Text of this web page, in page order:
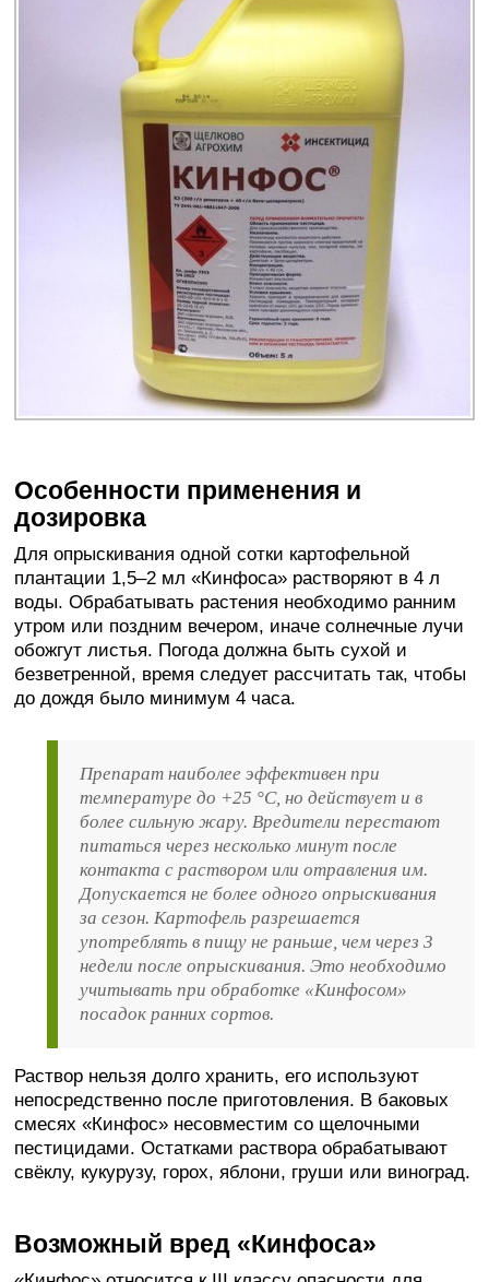
Особенности применения и
дозировка
Для опрыскивания одной сотки картофельной
плантации 1,5–2 мл «Кинфоса» растворяют в 4 л
воды. Обрабатывать растения необходимо ранним
утром или поздним вечером, иначе солнечные лучи
обожгут листья. Погода должна быть сухой и
безветренной, время следует рассчитать так, чтобы
до дождя было минимум 4 часа.
Препарат наиболее эффективен при
температуре до +25 °C, но действует и в
более сильную жару. Вредители перестают
питаться через несколько минут после
контакта с раствором или отравления им.
Допускается не более одного опрыскивания
за сезон. Картофель разрешается
употреблять в пищу не раньше, чем через 3
недели после опрыскивания. Это необходимо
учитывать при обработке «Кинфосом»
посадок ранних сортов.
Раствор нельзя долго хранить, его используют
непосредственно после приготовления. В баковых
смесях «Кинфос» несовместим со щелочными
пестицидами. Остатками раствора обрабатывают
свёклу, кукурузу, горох, яблони, груши или виноград.
Возможный вред «Кинфоса»